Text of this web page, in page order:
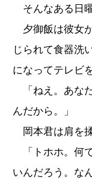
そんなある日
夕御飯は彼女
じられて食器洗
になってテレビ
「ねえ。あな
んだから。」
岡本君は肩を
「トホホ。何
いんだろう。な